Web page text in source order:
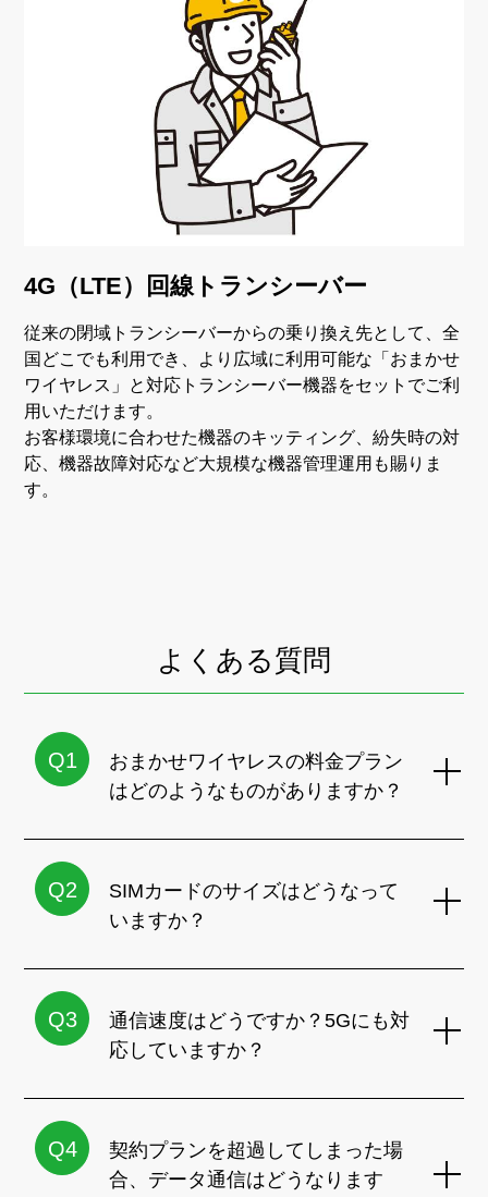
4G（LTE）回線トランシーバー
従来の閉域トランシーバーからの乗り換え先として、全
国どこでも利用でき、より広域に利用可能な「おまかせ
ワイヤレス」と対応トランシーバー機器をセットでご利
用いただけます。
お客様環境に合わせた機器のキッティング、紛失時の対
応、機器故障対応など大規模な機器管理運用も賜りま
す。
よくある質問
Q1
おまかせワイヤレスの料金プラン
はどのようなものがありますか？
Q2
SIMカードのサイズはどうなって
いますか？
Q3
通信速度はどうですか？5Gにも対
応していますか？
Q4
契約プランを超過してしまった場
合、データ通信はどうなります